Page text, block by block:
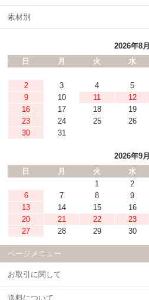
素材別
2026年8月
日
月 火 水
2
3 4 5
9
10 11 12
16
17 18 19
23
24 25 26
30
31
2026年9月
日
月 火 水
1
2
6
7 8 9
13
14 15 16
20
21 22 23
27
28 29 30
ページメニュー
お取引に関して
送料について